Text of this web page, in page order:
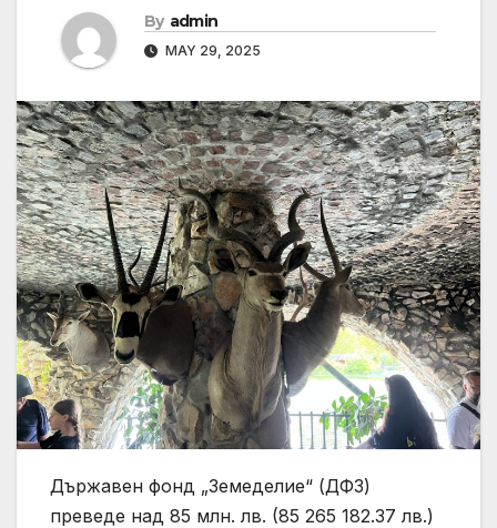
By admin
MAY 29, 2025
Държавен фонд „Земеделие“ (ДФЗ)
преведе над 85 млн. лв. (85 265 182.37 лв.)